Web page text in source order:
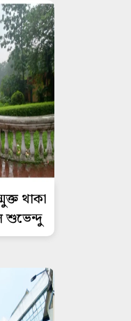
থাকা
শুভেন্দু